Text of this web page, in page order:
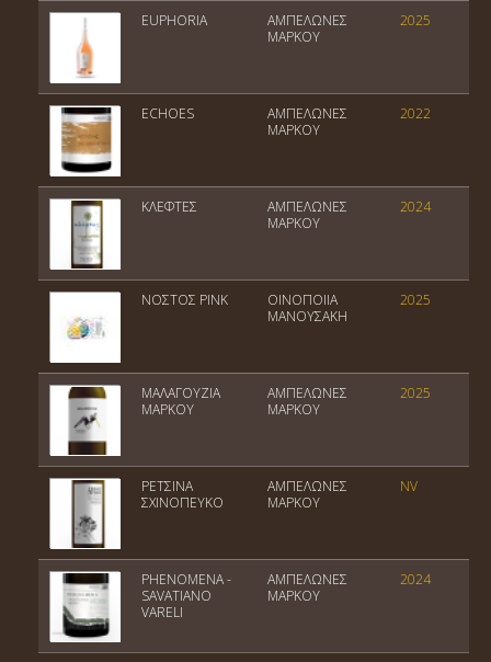
EUPHORIA
ΑΜΠΕΛΩΝΕΣ
ΜΑΡΚΟΥ
2025
ECHOES
ΑΜΠΕΛΩΝΕΣ
ΜΑΡΚΟΥ
2022
ΚΛΕΦΤΕΣ
ΑΜΠΕΛΩΝΕΣ
ΜΑΡΚΟΥ
2024
NOΣΤΟΣ PINK
ΟΙΝΟΠΟΙΙΑ
ΜΑΝΟΥΣΑΚΗ
2025
ΜΑΛΑΓΟΥΖΙΑ
ΜΑΡΚΟΥ
ΑΜΠΕΛΩΝΕΣ
ΜΑΡΚΟΥ
2025
ΡΕΤΣΙΝΑ
ΣΧΙΝΟΠΕΥΚΟ
ΑΜΠΕΛΩΝΕΣ
ΜΑΡΚΟΥ
NV
PHENOMENA -
SAVATIANO
VARELI
ΑΜΠΕΛΩΝΕΣ
ΜΑΡΚΟΥ
2024